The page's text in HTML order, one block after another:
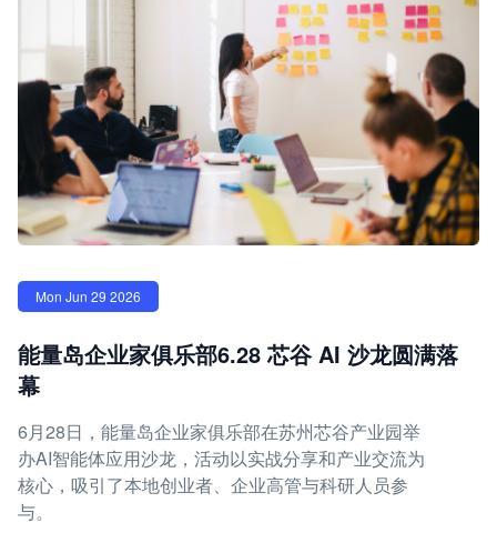
Mon Jun 29 2026
能量岛企业家俱乐部6.28 芯谷 AI 沙龙圆满落
幕
6月28日，能量岛企业家俱乐部在苏州芯谷产业园举
办AI智能体应用沙龙，活动以实战分享和产业交流为
核心，吸引了本地创业者、企业高管与科研人员参
与。